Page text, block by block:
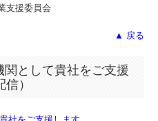
援委員会
▲ 戻る
として貴社をご支援
）